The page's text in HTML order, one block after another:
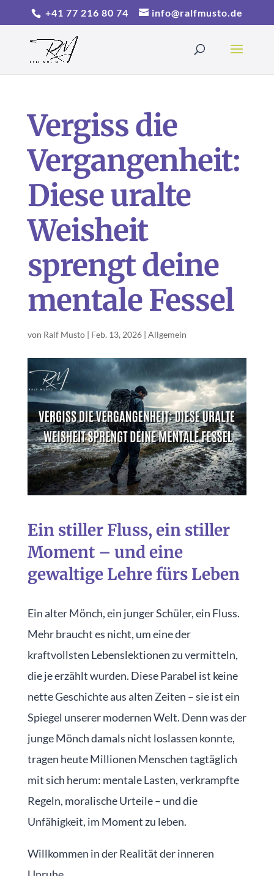
+41 77 216 80 74 info@ralfmusto.de
Vergiss die
Vergangenheit:
Diese uralte
Weisheit
sprengt deine
mentale Fessel
von Ralf Musto| Feb. 13, 2026| Allgemein
Ein stiller Fluss, ein stiller
Moment – und eine
gewaltige Lehre fürs Leben
Ein alter Mönch, ein junger Schüler, ein Fluss.
Mehr braucht es nicht, um eine der
kraftvollsten Lebenslektionen zu vermitteln,
die je erzählt wurden. Diese Parabel ist keine
nette Geschichte aus alten Zeiten – sie ist ein
Spiegel unserer modernen Welt. Denn was der
junge Mönch damals nicht loslassen konnte,
tragen heute Millionen Menschen tagtäglich
mit sich herum: mentale Lasten, verkrampfte
Regeln, moralische Urteile – und die
Unfähigkeit, im Moment zu leben.
Willkommen in der Realität der inneren